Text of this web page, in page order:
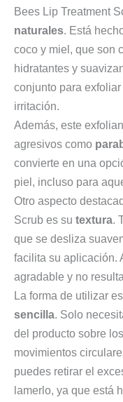
Bees Lip Treatment
naturales. Está
coco y miel, que son
hidratantes y
conjunto para
irritación.
Además, este
agresivos como
convierte en una
piel, incluso para
Otro aspecto
Scrub es su textura.
que se desliza
facilita su aplicación.
agradable y no
La forma de utilizar
sencilla. Solo
del producto sobre
movimientos
puedes retirar el
lamerlo, ya que está